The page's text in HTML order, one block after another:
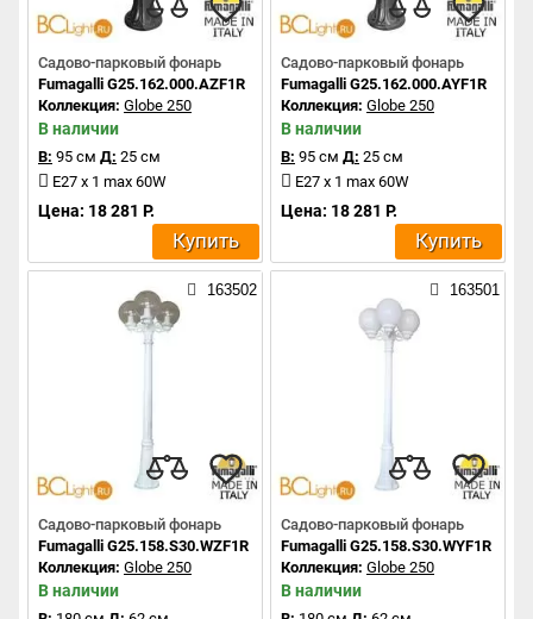
Садово-парковый фонарь
Fumagalli G25.162.000.AZF1R
Коллекция: Globe 250
В наличии
В: 95 см Д: 25 см
E27 x 1 max 60W
Цена: 18 281 Р.
Купить
Садово-парковый фонарь
Fumagalli G25.162.000.AYF1R
Коллекция: Globe 250
В наличии
В: 95 см Д: 25 см
E27 x 1 max 60W
Цена: 18 281 Р.
Купить
163502
Садово-парковый фонарь
Fumagalli G25.158.S30.WZF1R
Коллекция: Globe 250
В наличии
163501
Садово-парковый фонарь
Fumagalli G25.158.S30.WYF1R
Коллекция: Globe 250
В наличии